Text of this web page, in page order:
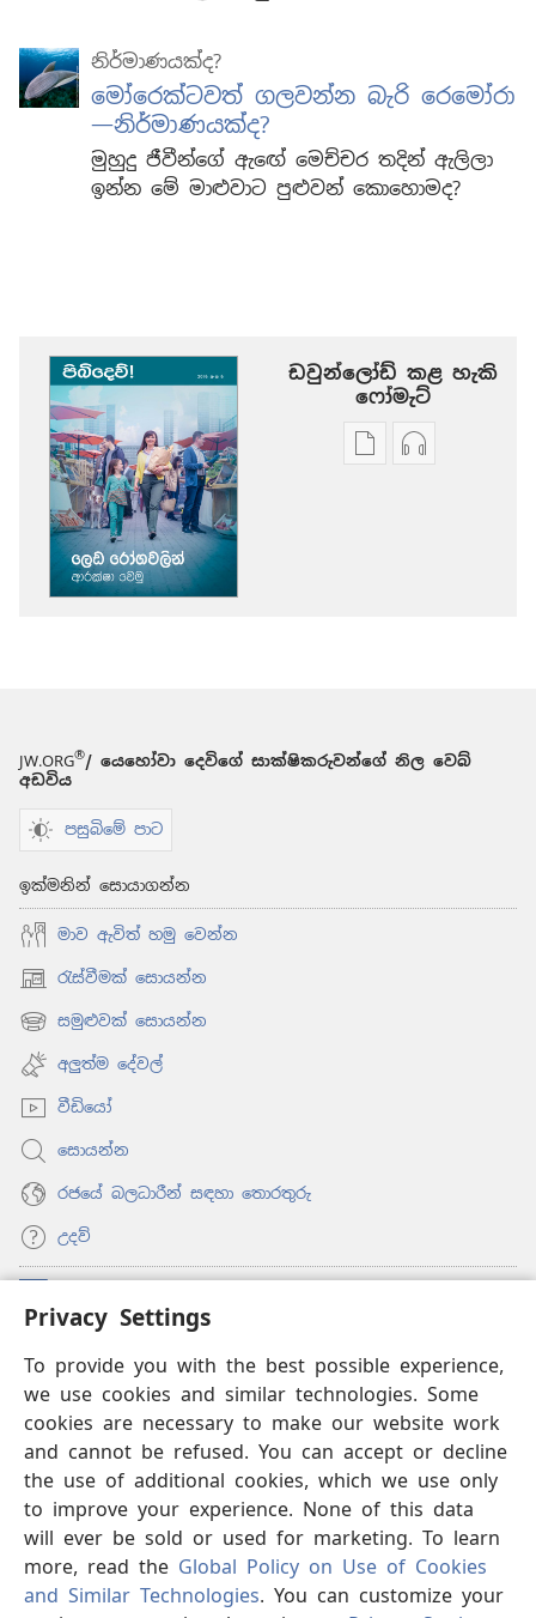
Privacy Settings
To provide you with the best possible experience,
we use cookies and similar technologies. Some
cookies are necessary to make our website work
and cannot be refused. You can accept or decline
the use of additional cookies, which we use only
to improve your experience. None of this data
will ever be sold or used for marketing. To learn
more, read the Global Policy on Use of Cookies
and Similar Technologies. You can customize your
නිර්මාණයක්ද?
මෝරෙක්ටවත් ගලවන්න බැරි රෙමෝරා
—නිර්මාණයක්ද?
මුහුදු ජීවීන්ගේ ඇඟේ මෙච්චර තදින් ඇලිලා
ඉන්න මේ මාළුවාට පුළුවන් කොහොමද?
ඩවුන්ලෝඩ් කළ හැකි
‍‍ෆෝමැට්
ප්‍රකාශනඕඩියෝ
JW.ORG®/ යෙහෝවා දෙවිගේ සාක්ෂිකරුවන්ගේ නිල වෙබ්
අඩවිය
පසුබිමේ පාට
ඉක්මනින් සොයාගන්න
මාව ඇවිත් හමු වෙන්න
රැස්වීමක් සොයන්න
(opens
new
window)
සමුළුවක් සොයන්න
(opens
new
window)
අලුත්ම දේවල්
වීඩියෝ
සොයන්න
රජයේ බලධාරීන් සඳහා තොරතුරු
උදව්
(opens
new
ඔන්ලයින් ලයිබ්‍රරි
(opens
new
window)JW Hub
(opens
new
window)‘JW ලයිබ්‍රරි’
Copyright© 2026 Watch Tower Bible and Tract Society of Pennsylvania.